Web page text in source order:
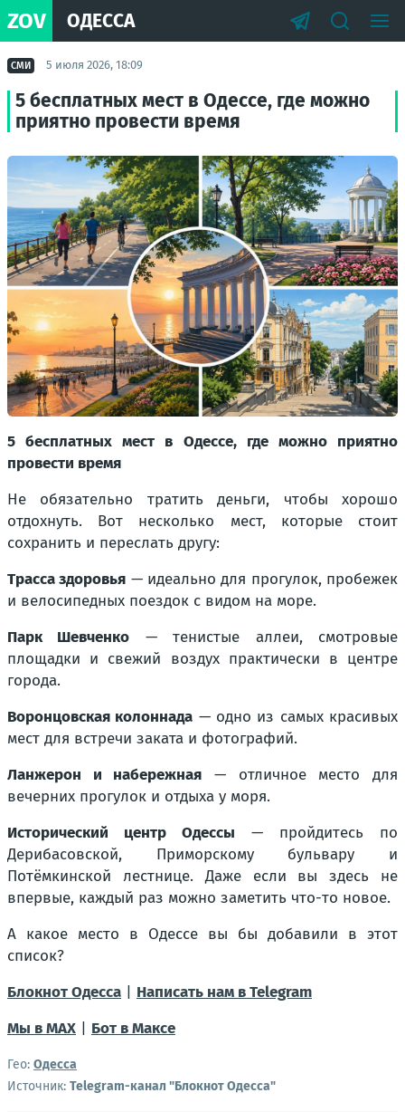
ZOV ОДЕССА
СМИ 5 июля 2026, 18:09
5 бесплатных мест в Одессе, где можно
приятно провести время
5 бесплатных мест в Одессе, где можно приятно
провести время
Не обязательно тратить деньги, чтобы хорошо
отдохнуть. Вот несколько мест, которые стоит
сохранить и переслать другу:
Трасса здоровья — идеально для прогулок, пробежек
и велосипедных поездок с видом на море.
Парк Шевченко — тенистые аллеи, смотровые
площадки и свежий воздух практически в центре
города.
Воронцовская колоннада — одно из самых красивых
мест для встречи заката и фотографий.
Ланжерон и набережная — отличное место для
вечерних прогулок и отдыха у моря.
Исторический центр Одессы — пройдитесь по
Дерибасовской, Приморскому бульвару и
Потёмкинской лестнице. Даже если вы здесь не
впервые, каждый раз можно заметить что-то новое.
А какое место в Одессе вы бы добавили в этот
список?
Блокнот Одесса | Написать нам в Telegram
Мы в МАХ | Бот в Максе
Гео: Одесса
Источник: Telegram-канал "Блокнот Одесса"